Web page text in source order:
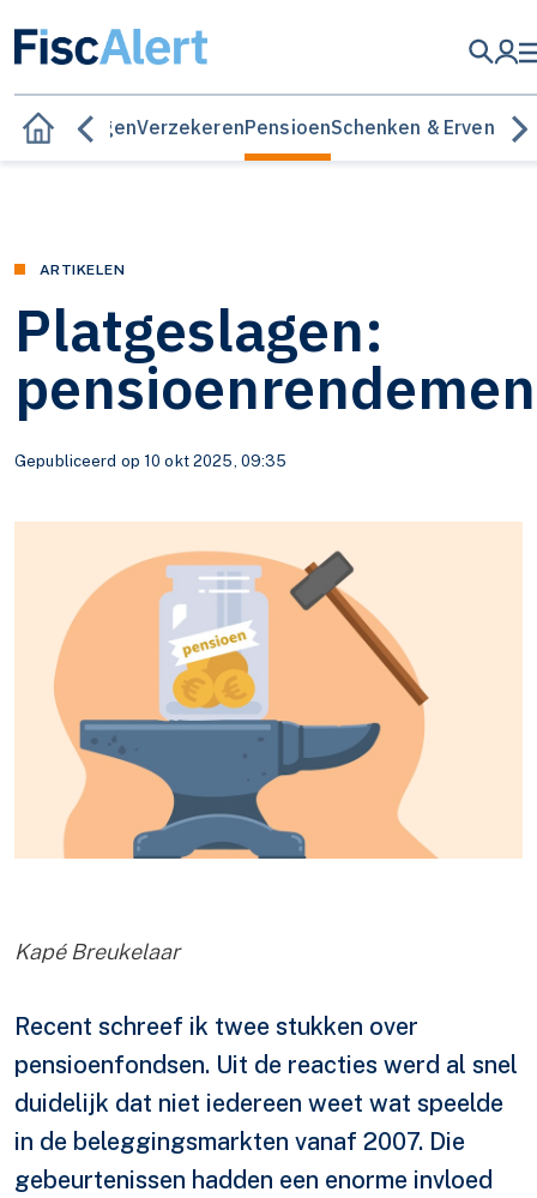
& beleggenVerzekerenPensioenSchenken & Erven
ARTIKELEN
Platgeslagen:
Gepubliceerd op 10 okt 2025, 09:35
Kapé Breukelaar
Recent schreef ik twee stukken over
pensioenfondsen. Uit de reacties werd al snel
duidelijk dat niet iedereen weet wat speelde
in de beleggingsmarkten vanaf 2007. Die
gebeurtenissen hadden een enorme invloed